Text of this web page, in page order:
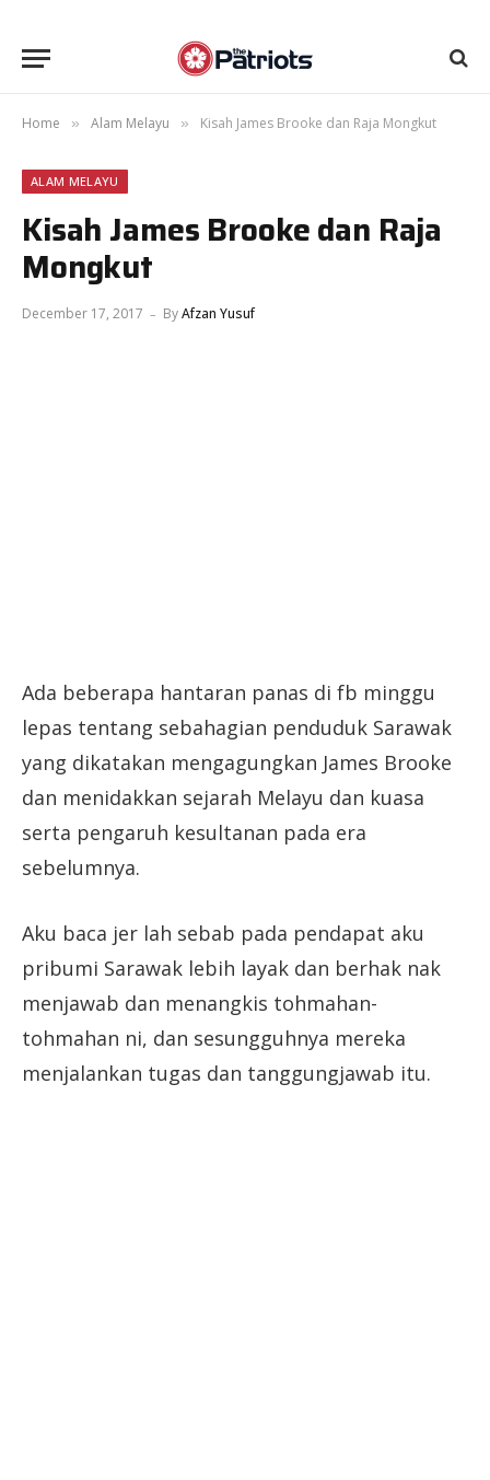
Home » Alam Melayu » Kisah James Brooke dan Raja Mongkut
ALAM MELAYU
Kisah James Brooke dan Raja
Mongkut
December 17, 2017 ByAfzan Yusuf
Ada beberapa hantaran panas di fb minggu
lepas tentang sebahagian penduduk Sarawak
yang dikatakan mengagungkan James Brooke
dan menidakkan sejarah Melayu dan kuasa
serta pengaruh kesultanan pada era
sebelumnya.
Aku baca jer lah sebab pada pendapat aku
pribumi Sarawak lebih layak dan berhak nak
menjawab dan menangkis tohmahan-
tohmahan ni, dan sesungguhnya mereka
menjalankan tugas dan tanggungjawab itu.